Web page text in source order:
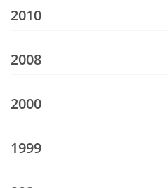
2010
2008
2000
1999